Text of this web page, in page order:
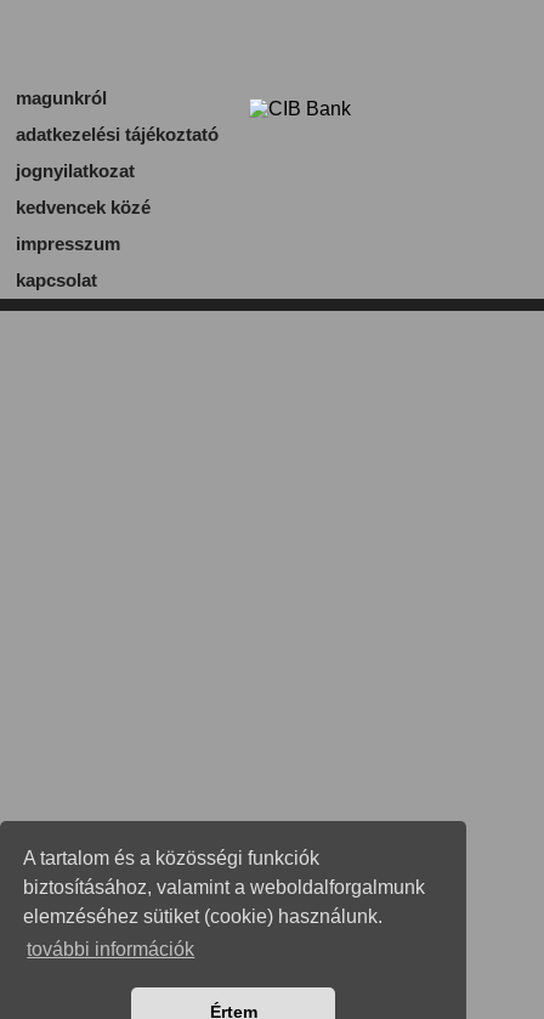
A tartalom és a közösségi funkciók
biztosításához, valamint a weboldalforgalmunk
elemzéséhez sütiket (cookie) használunk.
további információk
Értem
magunkról
adatkezelési tájékoztató
jognyilatkozat
kedvencek közé
impresszum
kapcsolat